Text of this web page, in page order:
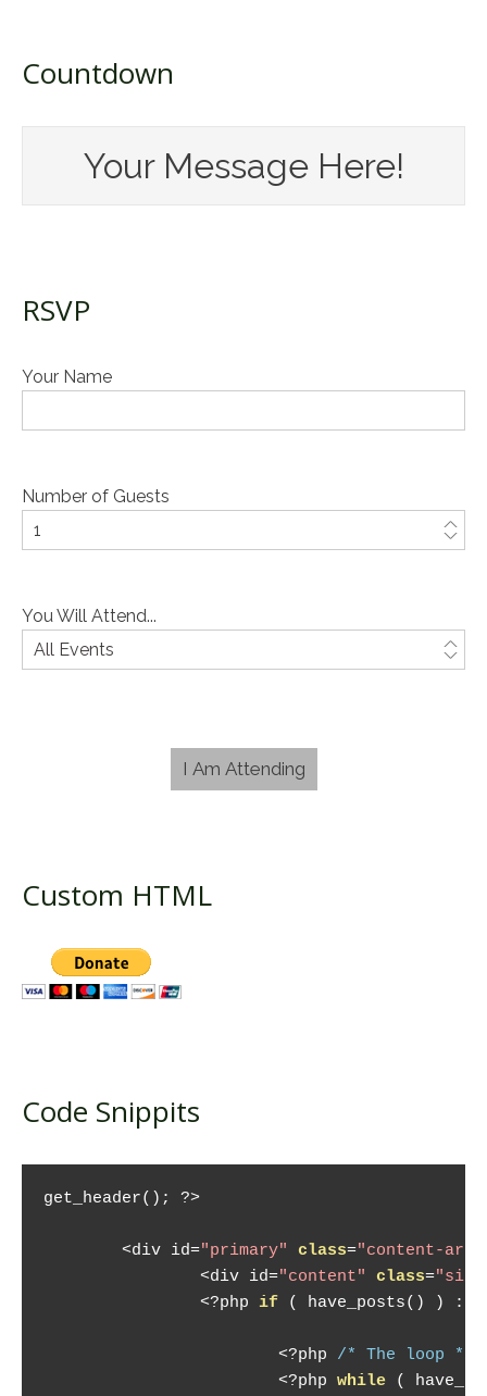
Countdown
Your Message Here!
RSVP
Your Name
Number of Guests
You Will Attend...
Custom HTML
Code Snippits
get_header(); ?>
<div id="primary" class="content-
<div id="content" class=
<?php if ( have_posts() ) :
<?php /* The loop */
<?php while (